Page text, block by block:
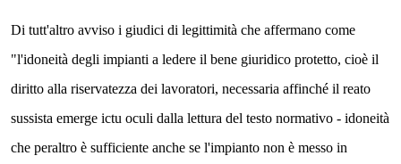
Di tutt'altro avviso i giudici di legittimità che affermano come
"l'idoneità degli impianti a ledere il bene giuridico protetto, cioè il
diritto alla riservatezza dei lavoratori, necessaria affinché il reato
sussista emerge ictu oculi dalla lettura del testo normativo - idoneità
che peraltro è sufficiente anche se l'impianto non è messo in